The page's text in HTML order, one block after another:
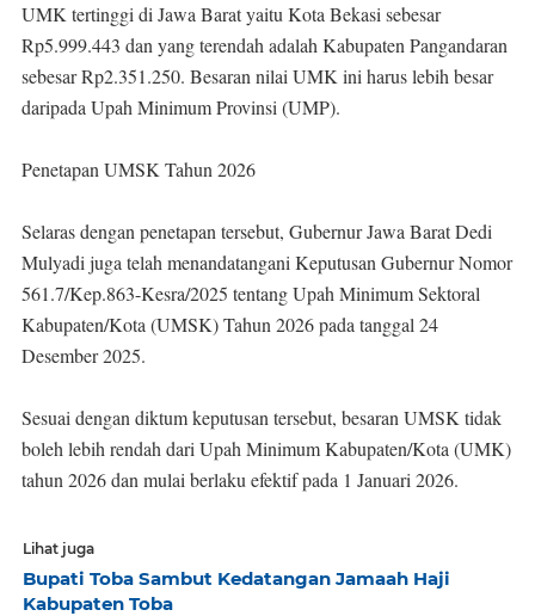
UMK tertinggi di Jawa Barat yaitu Kota Bekasi sebesar
Rp5.999.443 dan yang terendah adalah Kabupaten Pangandaran
sebesar Rp2.351.250. Besaran nilai UMK ini harus lebih besar
daripada Upah Minimum Provinsi (UMP).
Penetapan UMSK Tahun 2026
Selaras dengan penetapan tersebut, Gubernur Jawa Barat Dedi
Mulyadi juga telah menandatangani Keputusan Gubernur Nomor
561.7/Kep.863-Kesra/2025 tentang Upah Minimum Sektoral
Kabupaten/Kota (UMSK) Tahun 2026 pada tanggal 24
Desember 2025.
Sesuai dengan diktum keputusan tersebut, besaran UMSK tidak
boleh lebih rendah dari Upah Minimum Kabupaten/Kota (UMK)
tahun 2026 dan mulai berlaku efektif pada 1 Januari 2026.
Lihat juga
Bupati Toba Sambut Kedatangan Jamaah Haji
Kabupaten Toba